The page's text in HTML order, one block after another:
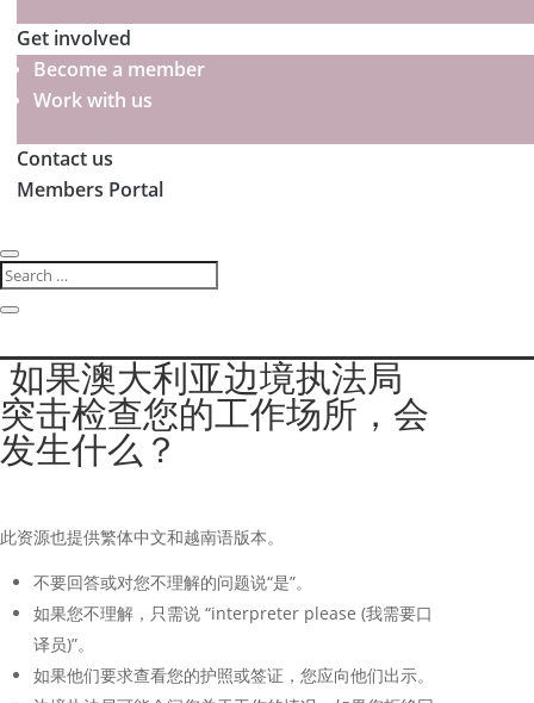
Get involved
Become a member
Work with us
Contact us
Members Portal
如果澳大利亚边境执法局
突击检查您的工作场所，会
发生什么？
此资源也提供繁体中文和越南语版本。
不要回答或对您不理解的问题说“是”。
如果您不理解，只需说 “interpreter please (我需要口
译员)”。
如果他们要求查看您的护照或签证，您应向他们出示。